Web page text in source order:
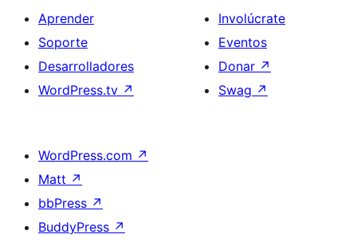
Aprender
Soporte
Desarrolladores
WordPress.tv ↗
Involúcrate
Eventos
Donar ↗
Swag ↗
WordPress.com ↗
Matt ↗
bbPress ↗
BuddyPress ↗